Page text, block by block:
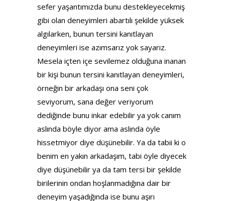
sefer yaşantımızda bunu destekleyecekmiş
gibi olan deneyimleri abartılı şekilde yüksek
algılarken, bunun tersini kanıtlayan
deneyimleri ise azımsarız yok sayarız.
Mesela içten içe sevilemez olduğuna inanan
bir kişi bunun tersini kanıtlayan deneyimleri,
örneğin bir arkadaşı ona seni çok
seviyorum, sana değer veriyorum
dediğinde bunu inkar edebilir ya yok canım
aslında böyle diyor ama aslında öyle
hissetmiyor diye düşünebilir. Ya da tabii ki o
benim en yakın arkadaşım, tabi öyle diyecek
diye düşünebilir ya da tam tersi bir şekilde
birilerinin ondan hoşlanmadığına dair bir
deneyim yaşadığında ise bunu aşırı